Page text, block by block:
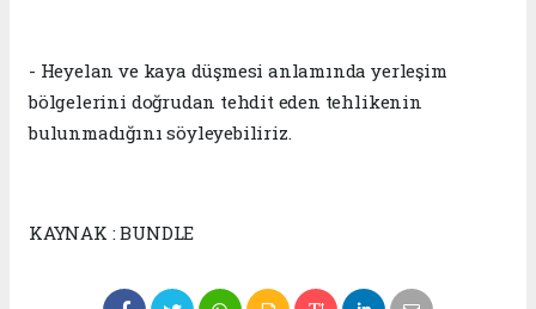
- Heyelan ve kaya düşmesi anlamında yerleşim
bölgelerini doğrudan tehdit eden tehlikenin
bulunmadığını söyleyebiliriz.
KAYNAK : BUNDLE